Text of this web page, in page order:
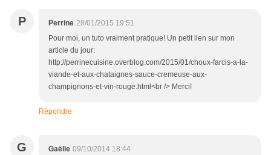
P Perrine 28/01/2015 19:51
Pour moi, un tuto vraiment pratique! Un petit lien sur mon
article du jour:
http://perrinecuisine.overblog.com/2015/01/choux-farcis-a-la-
viande-et-aux-chataignes-sauce-cremeuse-aux-
champignons-et-vin-rouge.html<br /> Merci!
Répondre
G Gaëlle 09/10/2014 18:44